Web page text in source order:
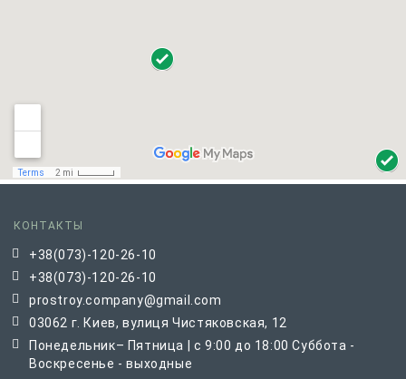
КОНТАКТЫ
+38(073)-120-26-10
+38(073)-120-26-10
prostroy.company@gmail.com
03062 г. Киев, вулиця Чистяковская, 12
Понедельник– Пятница | с 9:00 до 18:00 Суббота -
Воскресенье - выходные